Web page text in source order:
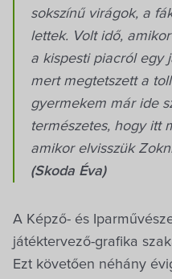
sokszínű virágok, a
lettek. Volt idő,
a kispesti piacról egy
mert megtetszett a
gyermekem már ide
természetes, hogy itt
amikor elvisszük
(Skoda Éva)
A Képző- és
játéktervező-grafika
Ezt követően néhány